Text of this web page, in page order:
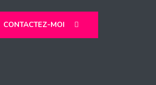
CONTACTEZ-MOI